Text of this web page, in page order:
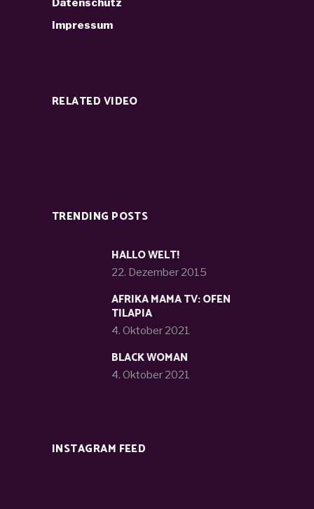
Impressum
RELATED VIDEO
TRENDING POSTS
HALLO WELT!
22. Dezember 2015
AFRIKA MAMA TV: OFEN
TILAPIA
4. Oktober 2021
BLACK WOMAN
4. Oktober 2021
INSTAGRAM FEED